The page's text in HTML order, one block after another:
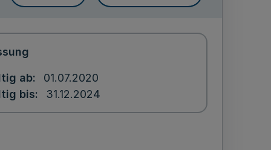
ab
01.07.2020
bis
31.12.2024